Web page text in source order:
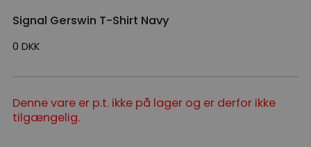
Signal Gerswin T-Shirt Navy
0 DKK
Denne vare er p.t. ikke på lager og er derfor ikke
tilgængelig.